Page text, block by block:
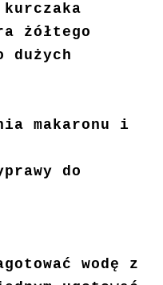
żółtego
makaronu i
do
wodę z